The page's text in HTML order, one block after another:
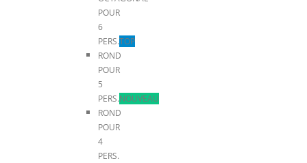
POUR
6
PERS.TOP
ROND
POUR
5
PERS.NOUVEAU
ROND
POUR
4
PERS.